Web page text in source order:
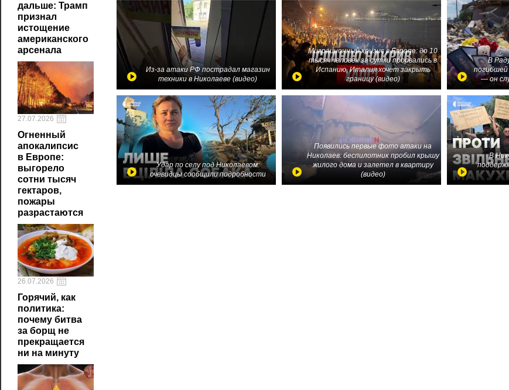
дальше: Трамп
признал
истощение
американского
арсенала
27.07.2026
Огненный
апокалипсис
в Европе:
выгорело
сотни тысяч
гектаров,
пожары
разрастаются
26.07.2026
Горячий, как
политика:
почему битва
за борщ не
прекращается
ни на минуту
Из-за атаки РФ пострадал магазин
техники в Николаеве (видео)
Миграционный кризис в Европе: до 10
тысяч человек за сутки прорвались в
Испанию, Италия хочет закрыть
границу (видео)
В
— он
Удар по селу под Николаевом:
очевидцы сообщили подробности
Появились первые фото атаки на
Николаев: беспилотник пробил крышу
жилого дома и залетел в квартиру
(видео)
В